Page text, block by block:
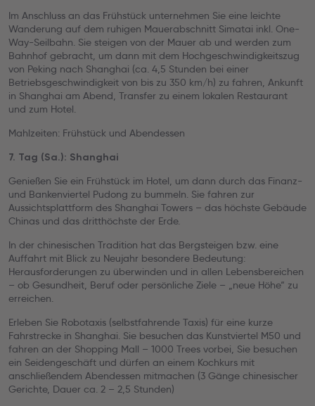
Im Anschluss an das Frühstück unternehmen Sie eine leichte
Wanderung auf dem ruhigen Mauerabschnitt Simatai inkl. One-
Way-Seilbahn. Sie steigen von der Mauer ab und werden zum
Bahnhof gebracht, um dann mit dem Hochgeschwindigkeitszug
von Peking nach Shanghai (ca. 4,5 Stunden bei einer
Betriebsgeschwindigkeit von bis zu 350 km/h) zu fahren, Ankunft
in Shanghai am Abend, Transfer zu einem lokalen Restaurant
und zum Hotel.
Mahlzeiten: Frühstück und Abendessen
7. Tag (Sa.): Shanghai
Genießen Sie ein Frühstück im Hotel, um dann durch das Finanz-
und Bankenviertel Pudong zu bummeln. Sie fahren zur
Aussichtsplattform des Shanghai Towers – das höchste Gebäude
Chinas und das dritthöchste der Erde.
In der chinesischen Tradition hat das Bergsteigen bzw. eine
Auffahrt mit Blick zu Neujahr besondere Bedeutung:
Herausforderungen zu überwinden und in allen Lebensbereichen
– ob Gesundheit, Beruf oder persönliche Ziele – „neue Höhe“ zu
erreichen.
Erleben Sie Robotaxis (selbstfahrende Taxis) für eine kurze
Fahrstrecke in Shanghai. Sie besuchen das Kunstviertel M50 und
fahren an der Shopping Mall – 1000 Trees vorbei, Sie besuchen
ein Seidengeschäft und dürfen an einem Kochkurs mit
anschließendem Abendessen mitmachen (3 Gänge chinesischer
Gerichte, Dauer ca. 2 – 2,5 Stunden)